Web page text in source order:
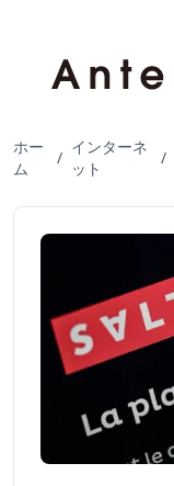
ホー
ム
/
インターネ
ット
/